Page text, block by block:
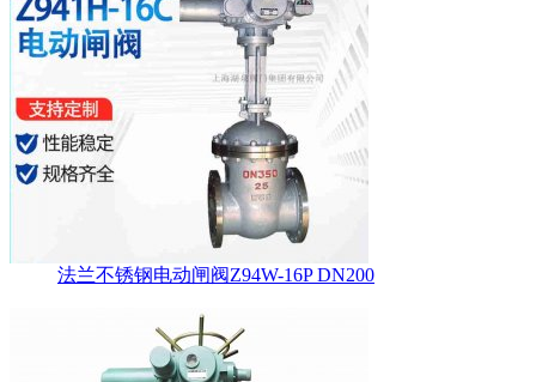
法兰不锈钢电动闸阀Z94W-16P DN200